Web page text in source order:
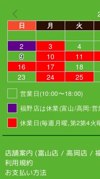
日 月 火
2
3 4
9
10 11
16
17 18
23
24 25
営業日(10:00〜18:00)
福野店は休業(富山/高岡:営
休業日(毎週月曜,第2第4火
店舗案内 (富山店 / 高岡店 /
利用規約
お支払い方法